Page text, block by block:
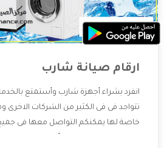
ارقام صيانة شارب
انفرد بشراء أجهزة شارب وأستمتع
تتواجد فى فى الكثير من الشركات الاخرى
خاصة لها يمكنكم التواصل معها فى جميع